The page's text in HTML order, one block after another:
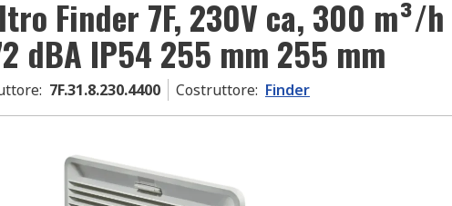
Finder 7F, 230V ca, 300 m³/h
dBA IP54 255 mm 255 mm
: 7F.31.8.230.4400 Costruttore: Finder